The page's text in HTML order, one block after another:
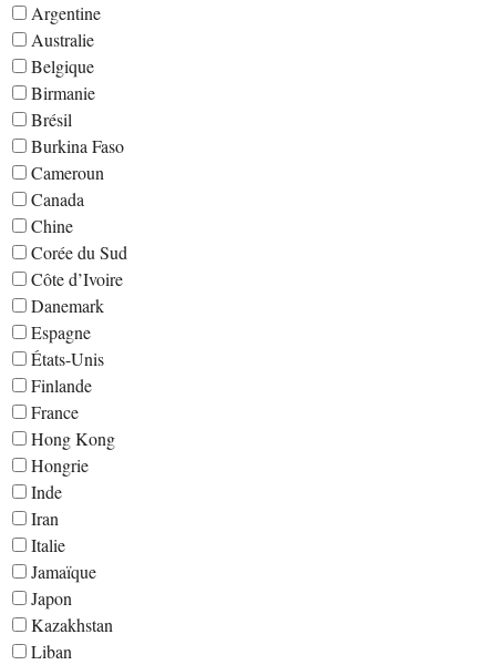
Argentine
Australie
Belgique
Birmanie
Brésil
Burkina Faso
Cameroun
Canada
Chine
Corée du Sud
Côte d’Ivoire
Danemark
Espagne
États-Unis
Finlande
France
Hong Kong
Hongrie
Inde
Iran
Italie
Jamaïque
Japon
Kazakhstan
Liban